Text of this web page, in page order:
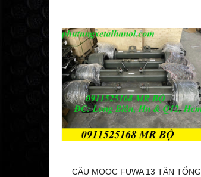
CẦU MOOC FUWA 13 TẤN TỔNG